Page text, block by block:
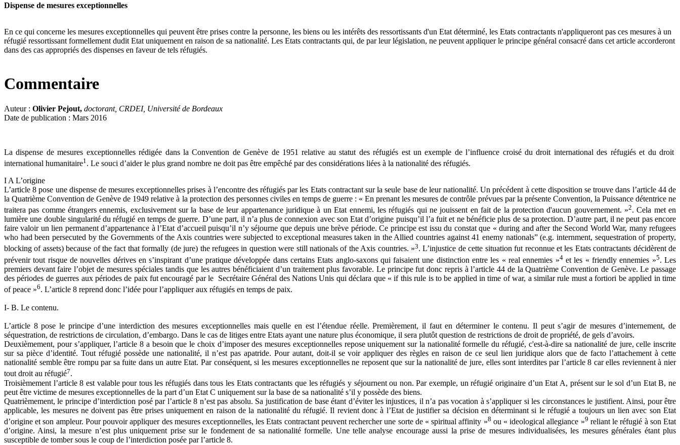
Dispense de mesures exceptionnelles
En ce qui concerne les mesures exceptionnelles qui peuvent être prises contre la personne, les biens ou les intérêts des ressortissants d'un Etat déterminé, les Etats contractants n'appliqueront pas ces mesures à un
réfugié ressortissant formellement dudit Etat uniquement en raison de sa nationalité. Les Etats contractants qui, de par leur législation, ne peuvent appliquer le principe général consacré dans cet article accorderont
dans des cas appropriés des dispenses en faveur de tels réfugiés.
Commentaire
Auteur : Olivier Pejout, doctorant, CRDEI, Université de Bordeaux
Date de publication : Mars 2016
La dispense de mesures exceptionnelles rédigée dans la Convention de Genève de 1951 relative au statut des réfugiés est un exemple de l’influence croisé du droit international des réfugiés et du droit
international humanitaire1 . Le souci d’aider le plus grand nombre ne doit pas être empêché par des considérations liées à la nationalité des réfugiés.
I A L’origine
L’article 8 pose une dispense de mesures exceptionnelles prises à l’encontre des réfugiés par les Etats contractant sur la seule base de leur nationalité. Un précédent à cette disposition se trouve dans l’article 44 de
la Quatrième Convention de Genève de 1949 relative à la protection des personnes civiles en temps de guerre : « En prenant les mesures de contrôle prévues par la présente Convention, la Puissance détentrice ne
traitera pas comme étrangers ennemis, exclusivement sur la base de leur appartenance juridique à un Etat ennemi, les réfugiés qui ne jouissent en fait de la protection d'aucun gouvernement. »2. Cela met en
lumière une double singularité du réfugié en temps de guerre. D’une part, il n’a plus de connexion avec son Etat d’origine puisqu’il l’a fuit et ne bénéficie plus de sa protection. D’autre part, il ne peut pas encore
faire valoir un lien permanent d’appartenance à l’Etat d’accueil puisqu’il n’y séjourne que depuis une brève période. Ce principe est issu du constat que « during and after the Second World War, many refugees
who had been persecuted by the Governments of the Axis countries were subjected to exceptional measures taken in the Allied countries against 41 enemy nationals” (e.g. internment, sequestration of property,
blocking of assets) because of the fact that formally (de jure) the refugees in question were still nationals of the Axis countries. »3. L’injustice de cette situation fut reconnue et les Etats contractants décidèrent de
prévenir tout risque de nouvelles dérives en s’inspirant d’une pratique développée dans certains Etats anglo-saxons qui faisaient une distinction entre les « real ennemies »4et les « friendly ennemies »5. Les
premiers devant faire l’objet de mesures spéciales tandis que les autres bénéficiaient d’un traitement plus favorable. Le principe fut donc repris à l’article 44 de la Quatrième Convention de Genève. Le passage
des périodes de guerres aux périodes de paix fut encouragé par le Secrétaire Général des Nations Unis qui déclara que « if this rule is to be applied in time of war, a similar rule must a fortiori be applied in time
of peace »6. L’article 8 reprend donc l’idée pour l’appliquer aux réfugiés en temps de paix.
I- B. Le contenu.
L’article 8 pose le principe d’une interdiction des mesures exceptionnelles mais quelle en est l’étendue réelle. Premièrement, il faut en déterminer le contenu. Il peut s’agir de mesures d’internement, de
séquestration, de restrictions de circulation, d’embargo. Dans le cas de litiges entre Etats ayant une nature plus économique, il sera plutôt question de restrictions de droit de propriété, de gels d’avoirs.
Deuxièmement, pour s’appliquer, l’article 8 a besoin que le choix d’imposer des mesures exceptionnelles repose uniquement sur la nationalité formelle du réfugié, c'est-à-dire sa nationalité de jure, celle inscrite
sur sa pièce d’identité. Tout réfugié possède une nationalité, il n’est pas apatride. Pour autant, doit-il se voir appliquer des règles en raison de ce seul lien juridique alors que de facto l’attachement à cette
nationalité semble être rompu par sa fuite dans un autre Etat. Par conséquent, si les mesures exceptionnelles ne reposent que sur la nationalité de jure, elles sont interdites par l’article 8 car elles reviennent à nier
tout droit au réfugié7.
Troisièmement l’article 8 est valable pour tous les réfugiés dans tous les Etats contractants que les réfugiés y séjournent ou non. Par exemple, un réfugié originaire d’un Etat A, présent sur le sol d’un Etat B, ne
peut être victime de mesures exceptionnelles de la part d’un Etat C uniquement sur la base de sa nationalité s’il y possède des biens.
Quatrièmement, le principe d’interdiction posé par l’article 8 n’est pas absolu. Sa justification de base étant d’éviter les injustices, il n’a pas vocation à s’appliquer si les circonstances le justifient. Ainsi, pour être
applicable, les mesures ne doivent pas être prises uniquement en raison de la nationalité du réfugié. Il revient donc à l’Etat de justifier sa décision en déterminant si le réfugié a toujours un lien avec son Etat
d’origine et son ampleur. Pour pouvoir appliquer des mesures exceptionnelles, les Etats contractant peuvent rechercher une sorte de « spiritual affinity »8 ou « ideological allegiance »9 reliant le réfugié à son Etat
d’origine. Ainsi, la mesure n’est plus uniquement prise sur le fondement de sa nationalité formelle. Une telle analyse encourage aussi la prise de mesures individualisées, les mesures générales étant plus
susceptible de tomber sous le coup de l’interdiction posée par l’article 8.